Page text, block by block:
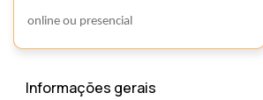
online ou presencial
Informações gerais